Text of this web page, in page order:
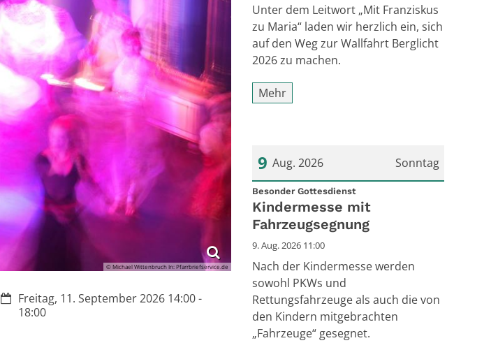
© Michael Wittenbruch In: Pfarrbriefservice.de
Datum:Freitag, 11. September 2026 14:00 -
18:00
Unter dem Leitwort „Mit Franziskus
zu Maria“ laden wir herzlich ein, sich
auf den Weg zur Wallfahrt Berglicht
2026 zu machen.
Mehr
Sonntag
9 Aug. 2026
Datum: 9. August 2026
Besonder Gottesdienst:
Kindermesse mit
Fahrzeugsegnung
9. Aug. 2026 11:00
Nach der Kindermesse werden
sowohl PKWs und
Rettungsfahrzeuge als auch die von
den Kindern mitgebrachten
„Fahrzeuge“ gesegnet.